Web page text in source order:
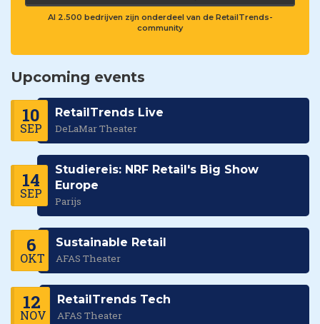
Al 2.500 bedrijven zijn onderdeel van de RetailTrends-
community
Upcoming events
10
SEP
RetailTrends Live
DeLaMar Theater
14
SEP
Studiereis: NRF Retail's Big Show
Europe
Parijs
6
OKT
Sustainable Retail
AFAS Theater
12
NOV
RetailTrends Tech
AFAS Theater